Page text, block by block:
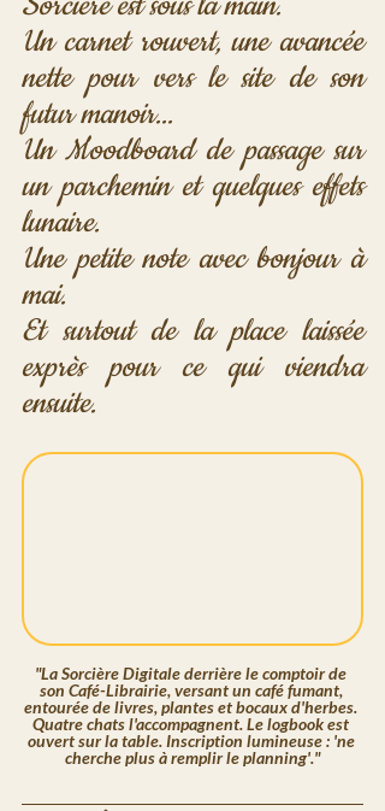
Un carnet rouvert, une avancée
nette pour vers le site de son
futur manoir...
Un Moodboard de passage sur
un parchemin et quelques effets
lunaire.
Une petite note avec bonjour à
mai.
Et surtout de la place laissée
exprès pour ce qui viendra
ensuite.
"La Sorcière Digitale derrière le comptoir de
son Café-Librairie, versant un café fumant,
entourée de livres, plantes et bocaux d'herbes.
Quatre chats l'accompagnent. Le logbook est
ouvert sur la table. Inscription lumineuse : 'ne
cherche plus à remplir le planning'."